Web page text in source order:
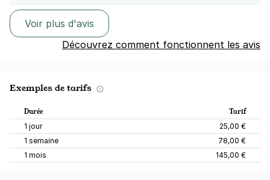
Voir plus d'avis
Découvrez comment fonctionnent les avis
Exemples de tarifs
Durée Tarif
1 jour
25,00 €
1 semaine
78,00 €
1 mois
145,00 €